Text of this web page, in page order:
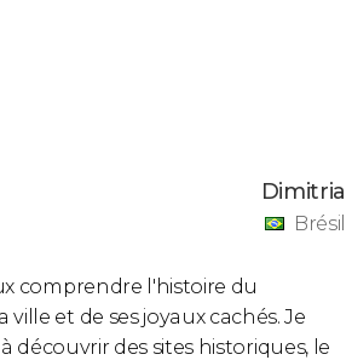
Dimitria
Brésil
comprendre l'histoire du
et de ses joyaux cachés. Je
découvrir des sites historiques, le